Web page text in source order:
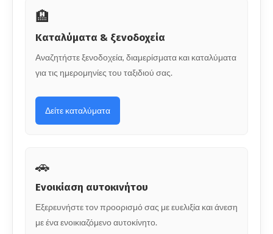
🏨
Καταλύματα & ξενοδοχεία
Αναζητήστε ξενοδοχεία, διαμερίσματα και καταλύματα
για τις ημερομηνίες του ταξιδιού σας.
Δείτε καταλύματα
🚗
Ενοικίαση αυτοκινήτου
Εξερευνήστε τον προορισμό σας με ευελιξία και άνεση
με ένα ενοικιαζόμενο αυτοκίνητο.